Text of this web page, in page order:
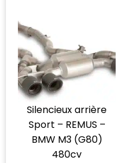
Silencieux arrière
Sport – REMUS –
BMW M3 (G80)
480cv